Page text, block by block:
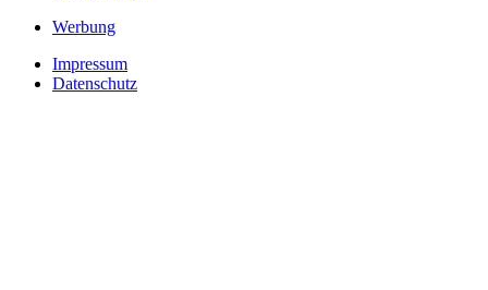
Werbung
Impressum
Datenschutz